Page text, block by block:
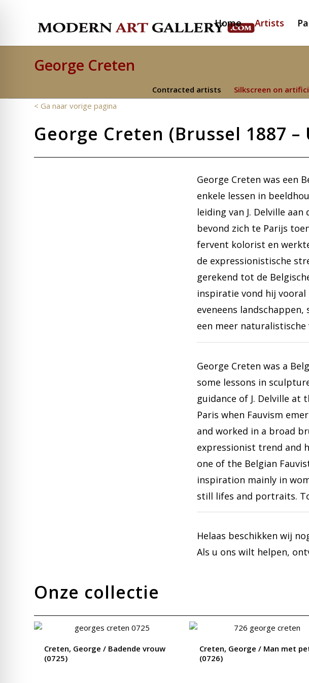
Home Artists
George Creten
Contracted artists Silkscreen on
< Ga naar vorige pagina
George Creten (Brussel 1887 –
George Creten was een
enkele lessen in
leiding van J. Delville
bevond zich te Parijs
fervent kolorist en
de expressionistische
gerekend tot de
inspiratie vond hij vooral
eveneens
een meer naturalistische
George Creten was a
some lessons in
guidance of J. Delville at
Paris when Fauvism
and worked in a broad
expressionist trend and
one of the Belgian
inspiration mainly in
still lifes and portraits.
Helaas beschikken wij
Als u ons wilt helpen,
Onze collectie
Creten, George / Badende vrouw
(0725)
Creten, George / Man met
(0726)